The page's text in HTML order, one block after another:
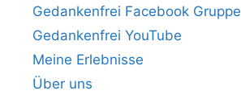
Gedankenfrei Facebook Gruppe
Gedankenfrei YouTube
Meine Erlebnisse
Über uns